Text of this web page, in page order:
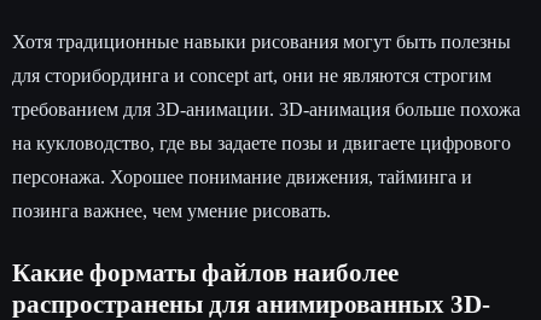
Хотя традиционные навыки рисования могут быть полезны
для сторибординга и concept art, они не являются строгим
требованием для 3D-анимации. 3D-анимация больше похожа
на кукловодство, где вы задаете позы и двигаете цифрового
персонажа. Хорошее понимание движения, тайминга и
позинга важнее, чем умение рисовать.
Какие форматы файлов наиболее
распространены для анимированных 3D-